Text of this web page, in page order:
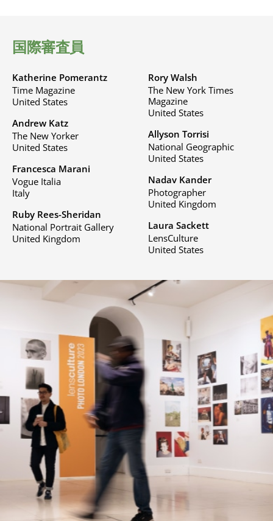
国際審査員
Katherine Pomerantz
Time Magazine
United States
Andrew Katz
The New Yorker
United States
Francesca Marani
Vogue Italia
Italy
Ruby Rees-Sheridan
National Portrait Gallery
United Kingdom
Rory Walsh
The New York Times
Magazine
United States
Allyson Torrisi
National Geographic
United States
Nadav Kander
Photographer
United Kingdom
Laura Sackett
LensCulture
United States